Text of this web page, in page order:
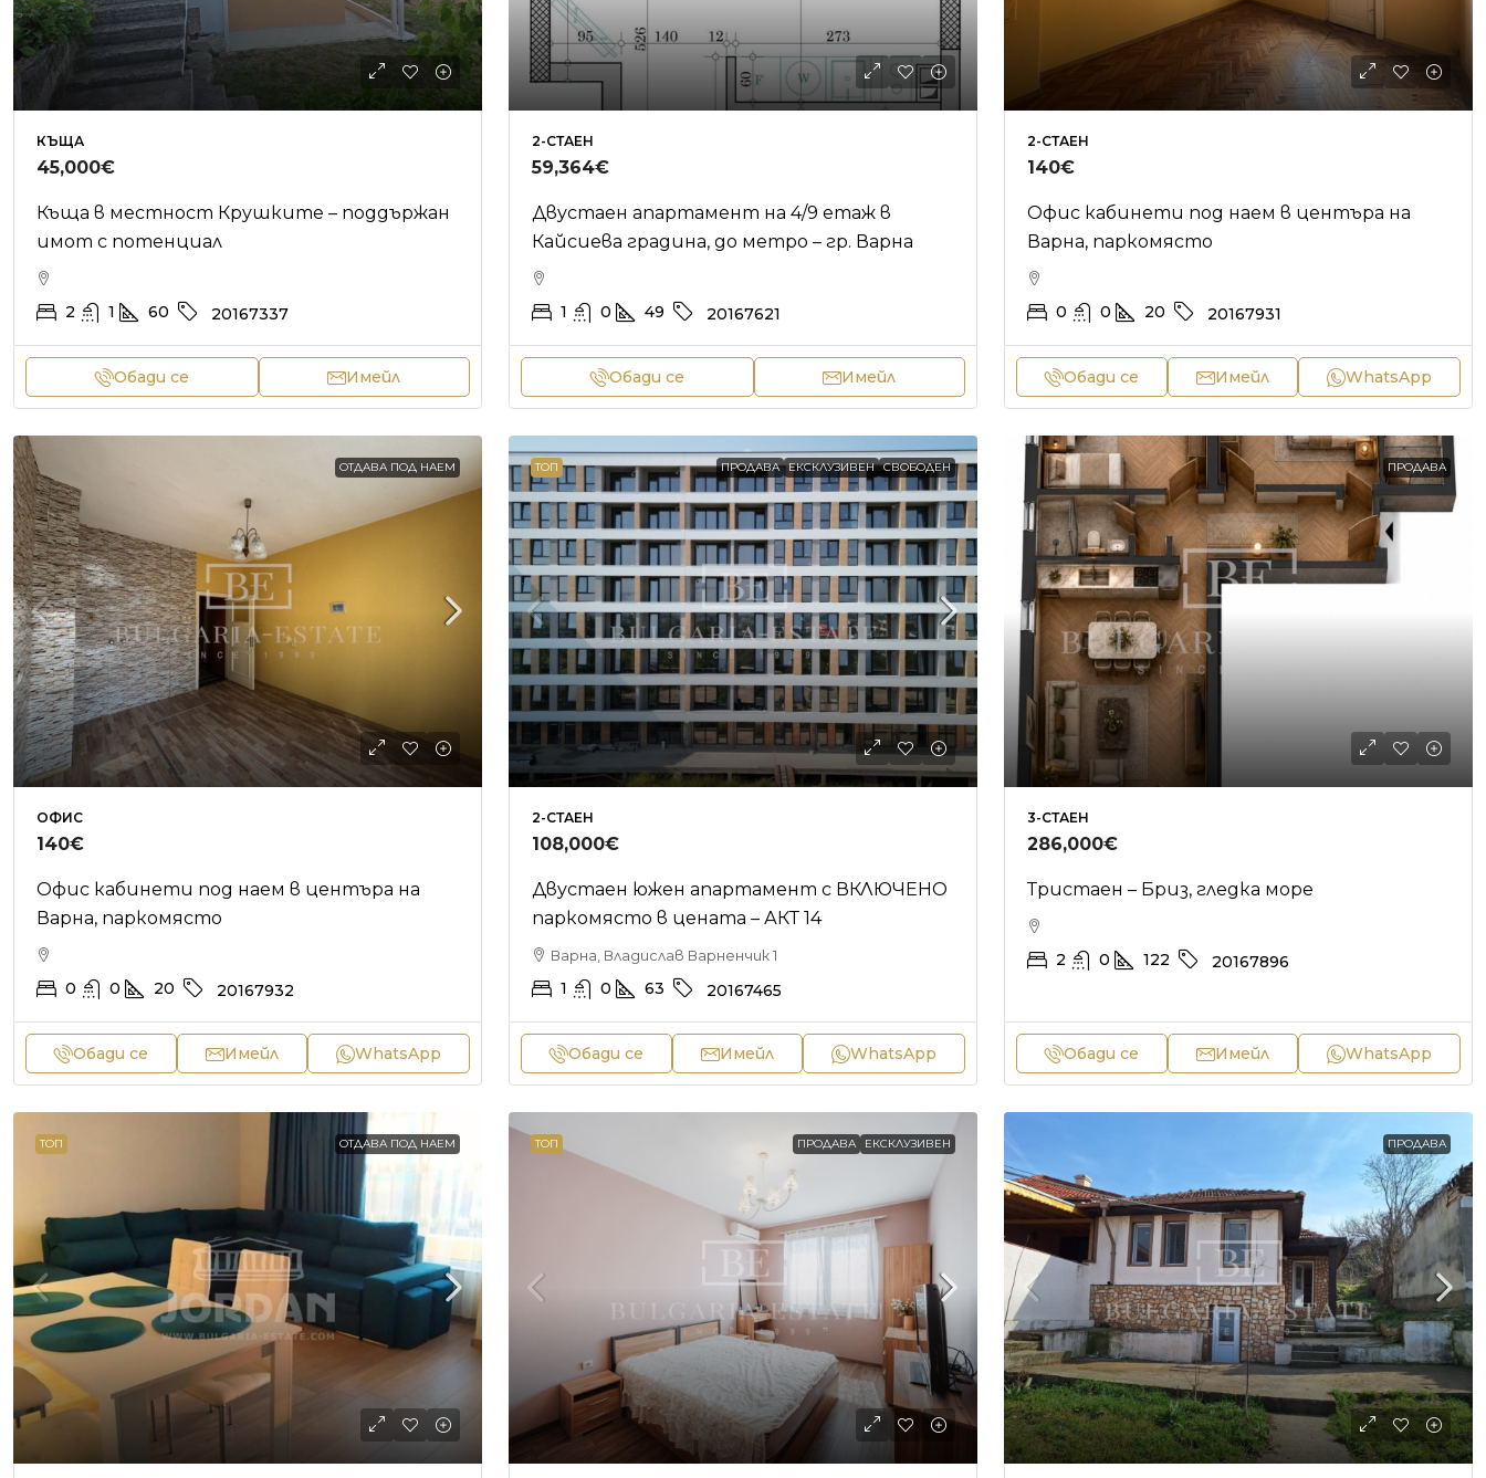
КЪЩА
45,000€
Къща в местност Крушките – поддържан
имот с потенциал
2 1 60 20167337
Обади се Имейл
2-СТАЕН
59,364€
Двустаен апартамент на 4/9 етаж в
Кайсиева градина, до метро – гр. Варна
1 0 49 20167621
Обади се Имейл
2-СТАЕН
140€
Офис кабинети под наем в центъра на
Варна, паркомясто
0 0 20 20167931
Обади се Имейл WhatsApp
ОТДАВА ПОД НАЕМ
ОФИС
140€
Офис кабинети под наем в центъра на
Варна, паркомясто
0 0 20 20167932
Обади се Имейл WhatsApp
ТОП ПРОДАВА ЕКСКЛУЗИВЕН СВОБОДЕН
2-СТАЕН
108,000€
Двустаен южен апартамент с ВКЛЮЧЕНО
паркомясто в цената – АКТ 14
Варна, Владислав Варненчик 1
1 0 63 20167465
Обади се Имейл WhatsApp
ПРОДАВА
3-СТАЕН
286,000€
Тристаен – Бриз, гледка море
2 0 122 20167896
Обади се Имейл WhatsApp
ТОП ОТДАВА ПОД НАЕМ ТОП ПРОДАВА ЕКСКЛУЗИВЕН ПРОДАВА